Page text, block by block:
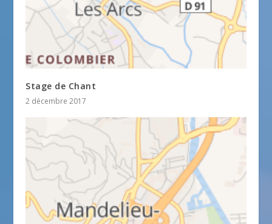
Stage de Chant
2 décembre 2017